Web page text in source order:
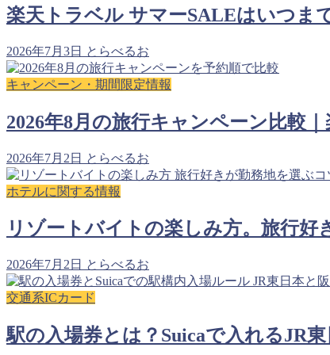
楽天トラベル サマーSALEはいつま
2026年7月3日 とらべるお
キャンペーン・期間限定情報
2026年8月の旅行キャンペーン比較
2026年7月2日 とらべるお
ホテルに関する情報
リゾートバイトの楽しみ方。旅行
2026年7月2日 とらべるお
交通系ICカード
駅の入場券とは？Suicaで入れるJR